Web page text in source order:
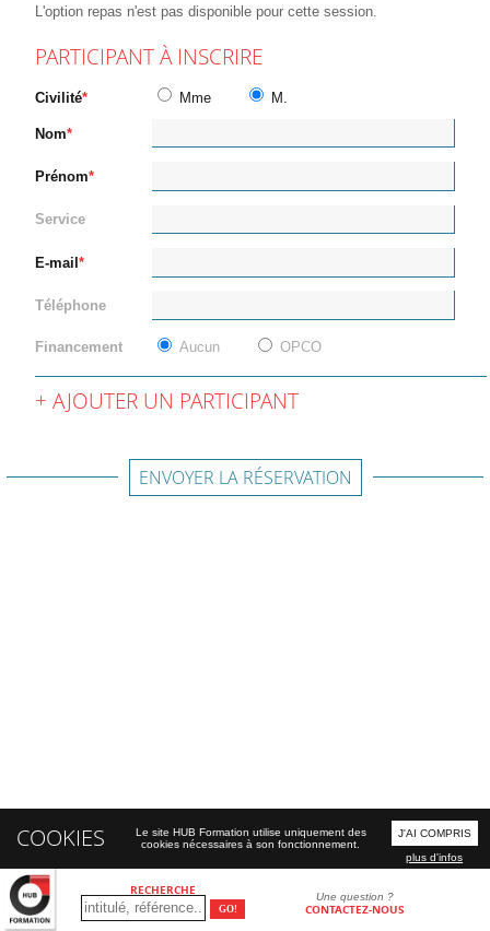
RECHERCHE Une question ?
CONTACTEZ-NOUS
L'option repas n'est pas disponible pour cette session.
PARTICIPANT À INSCRIRE
Civilité Mme M.
Nom
Prénom
Service
E-mail
Téléphone
Financement Aucun OPCO
AJOUTER UN PARTICIPANT
ENVOYER LA RÉSERVATION
COOKIES
Le site HUB Formation utilise uniquement des
cookies nécessaires à son fonctionnement.
J'AI COMPRIS
plus d'infos